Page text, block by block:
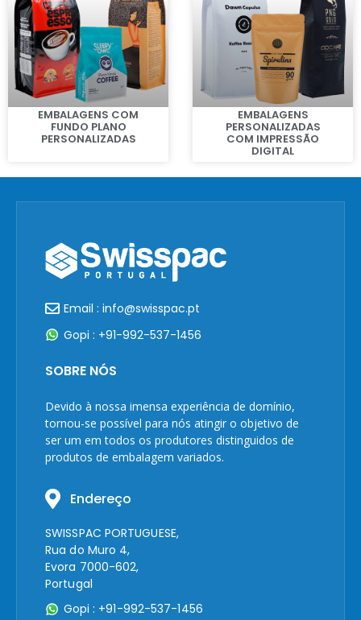
EMBALAGENS COM
FUNDO PLANO
PERSONALIZADAS
EMBALAGENS
PERSONALIZADAS
COM IMPRESSÃO
DIGITAL
Email : info@swisspac.pt
Gopi : +91-992-537-1456
SOBRE NÓS
Devido à nossa imensa experiência de domínio,
tornou-se possível para nós atingir o objetivo de
ser um em todos os produtores distinguidos de
produtos de embalagem variados.
Endereço
SWISSPAC PORTUGUESE,
Rua do Muro 4,
Evora 7000-602,
Portugal
Gopi : +91-992-537-1456